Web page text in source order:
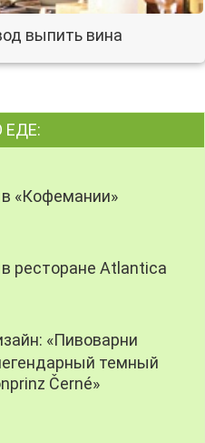
выпить вина
«Кофемании»
ресторане Atlantica
«Пивоварни
темный
Černé»